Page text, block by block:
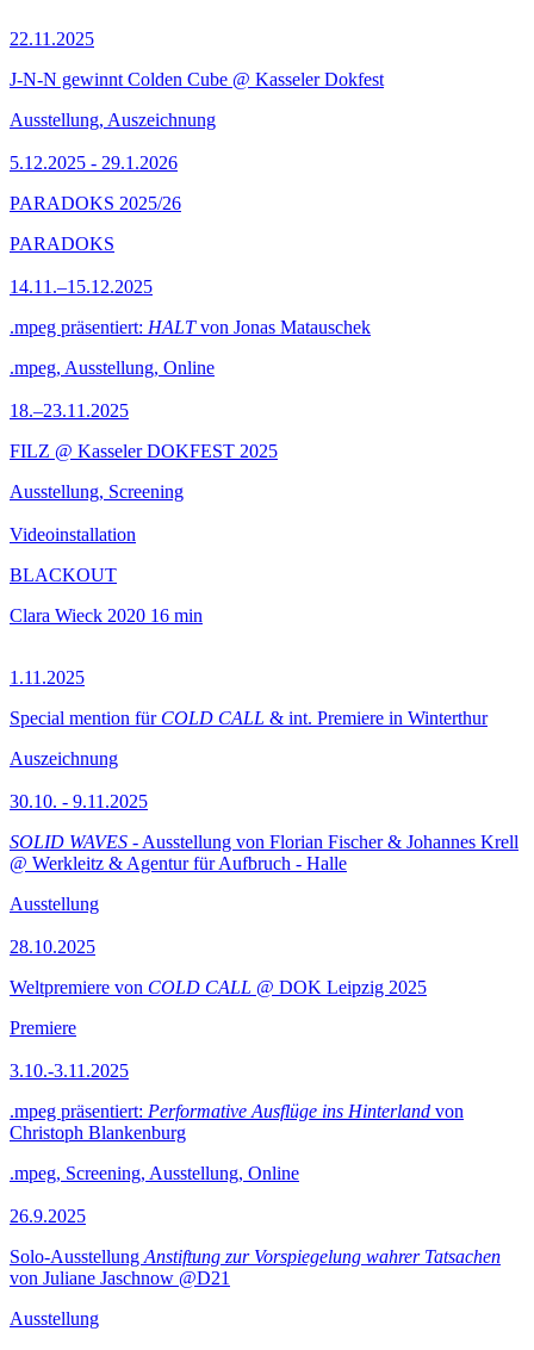
22.11.2025
J-N-N gewinnt Colden Cube @ Kasseler Dokfest
Ausstellung, Auszeichnung
5.12.2025 - 29.1.2026
PARADOKS 2025/26
PARADOKS
14.11.–15.12.2025
.mpeg präsentiert: HALTvon Jonas Matauschek
.mpeg, Ausstellung, Online
18.–23.11.2025
FILZ @ Kasseler DOKFEST 2025
Ausstellung, Screening
Videoinstallation
BLACKOUT
Clara Wieck 2020 16 min
1.11.2025
Special mention für COLD CALL & int. Premiere in Winterthur
Auszeichnung
30.10. - 9.11.2025
SOLID WAVES - Ausstellung von Florian Fischer & Johannes Krell
@ Werkleitz & Agentur für Aufbruch - Halle
Ausstellung
28.10.2025
Weltpremiere von COLD CALL @ DOK Leipzig 2025
Premiere
3.10.-3.11.2025
.mpeg präsentiert: Performative Ausflüge ins Hinterland von
Christoph Blankenburg
.mpeg, Screening, Ausstellung, Online
26.9.2025
Solo-Ausstellung Anstiftung zur Vorspiegelung wahrer Tatsachen
von Juliane Jaschnow @D21
Ausstellung